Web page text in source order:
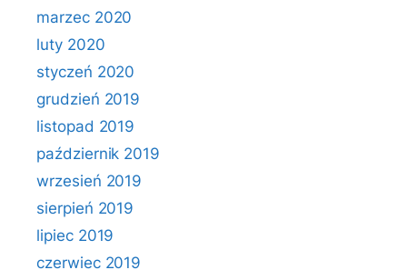
marzec 2020
luty 2020
styczeń 2020
grudzień 2019
listopad 2019
październik 2019
wrzesień 2019
sierpień 2019
lipiec 2019
czerwiec 2019